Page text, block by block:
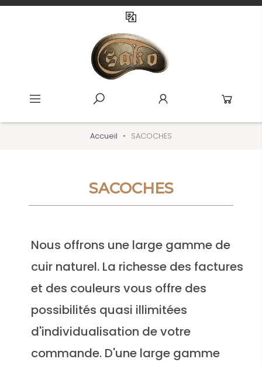
Accueil SACOCHES
SACOCHES
Nous offrons une large gamme de
cuir naturel. La richesse des factures
et des couleurs vous offre des
possibilités quasi illimitées
d'individualisation de votre
commande. D'une large gamme